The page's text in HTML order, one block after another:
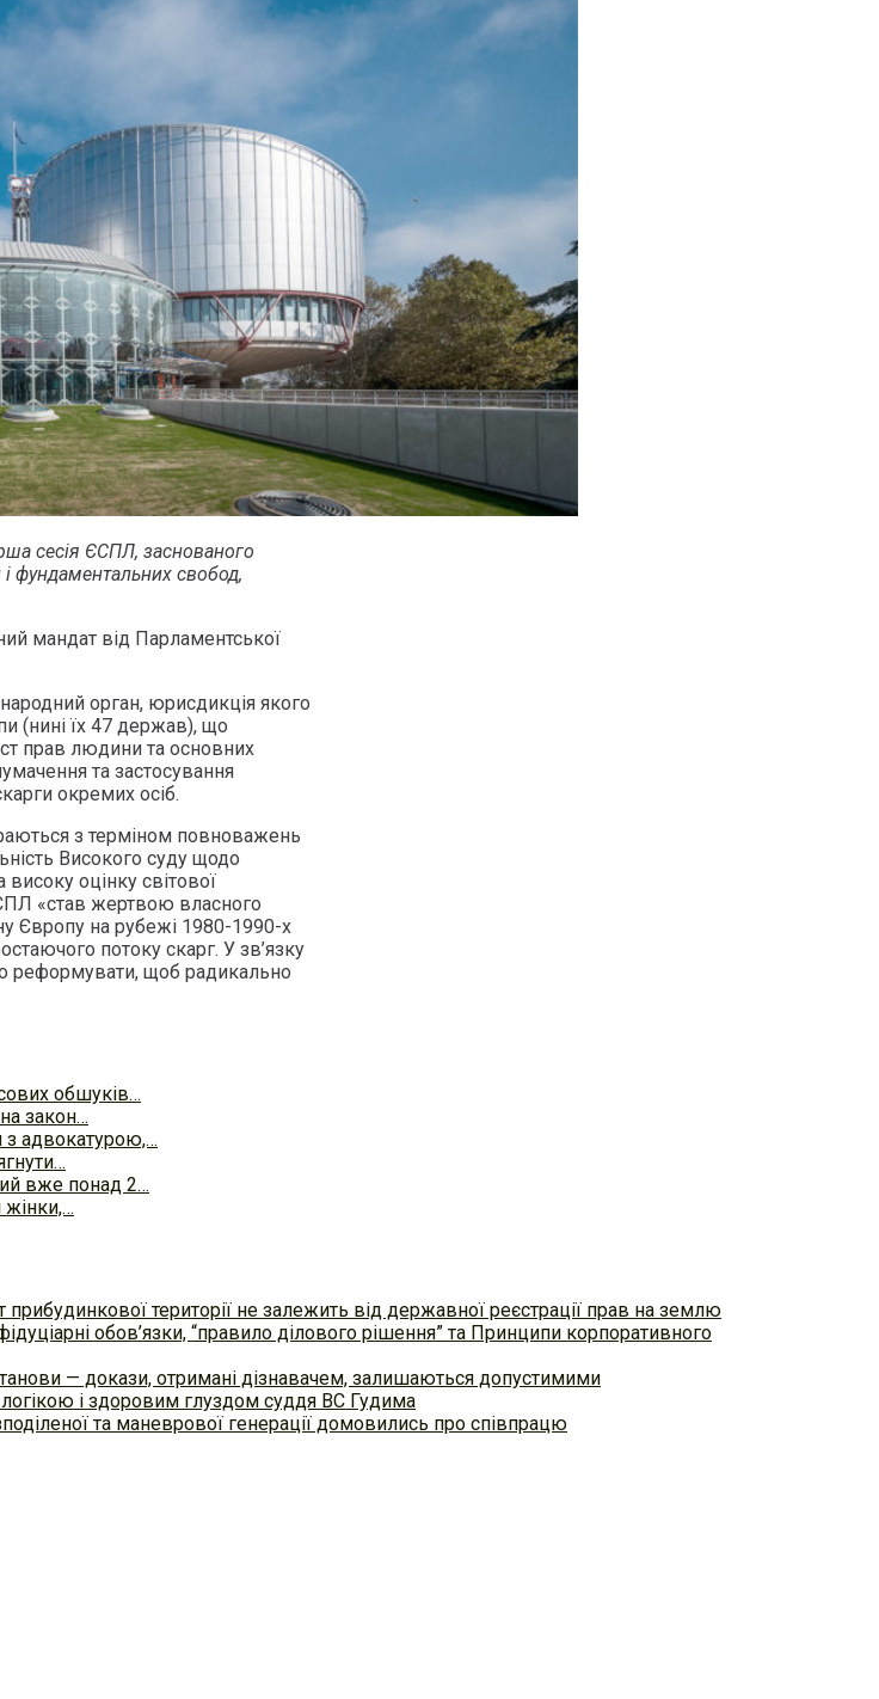
сесія ЄСПЛ, заснованого
фундаментальних свобод,
мандат від Парламентської
орган, юрисдикція якого
(нині їх 47 держав), що
прав людини та основних
та застосування
окремих осіб.
з терміном повноважень
Високого суду щодо
оцінку світової
«став жертвою власного
Європу на рубежі 1980-1990-х
потоку скарг. У зв’язку
реформувати, щоб радикально
обшуків…
закон…
адвокатурою,…
вже понад 2…
жінки,…
території не залежить від державної реєстрації прав на землю
обов’язки, “правило ділового рішення” та Принципи корпоративного
— докази, отримані дізнавачем, залишаються допустимими
і здоровим глуздом суддя ВС Гудима
та маневрової генерації домовились про співпрацю